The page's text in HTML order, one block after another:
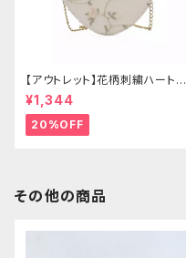
【アウトレット】花柄刺繍ハートバ
ッグ
¥1,344
20%OFF
その他の商品